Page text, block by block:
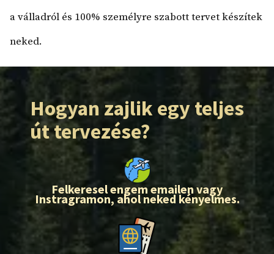
a válladról és 100% személyre szabott tervet készítek
neked.
Hogyan zajlik egy teljes
út tervezése?
Felkeresel engem emailen vagy
Instragramon, ahol neked kényelmes.